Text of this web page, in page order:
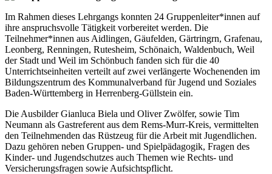
Im Rahmen dieses Lehrgangs konnten 24 Gruppenleiter*innen auf
ihre anspruchsvolle Tätigkeit vorbereitet werden. Die
Teilnehmer*innen aus Aidlingen, Gäufelden, Gärtringrn, Grafenau,
Leonberg, Renningen, Rutesheim, Schönaich, Waldenbuch, Weil
der Stadt und Weil im Schönbuch fanden sich für die 40
Unterrichtseinheiten verteilt auf zwei verlängerte Wochenenden im
Bildungszentrum des Kommunalverband für Jugend und Soziales
Baden-Württemberg in Herrenberg-Güllstein ein.
Die Ausbilder Gianluca Biela und Oliver Zwölfer, sowie Tim
Neumann als Gastreferent aus dem Rems-Murr-Kreis, vermittelten
den Teilnehmenden das Rüstzeug für die Arbeit mit Jugendlichen.
Dazu gehören neben Gruppen- und Spielpädagogik, Fragen des
Kinder- und Jugendschutzes auch Themen wie Rechts- und
Versicherungsfragen sowie Aufsichtspflicht.